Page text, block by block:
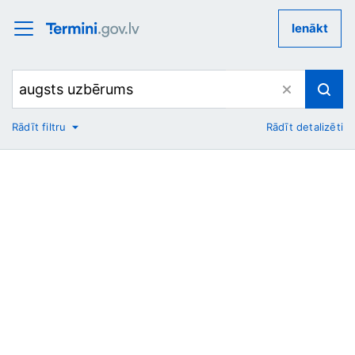
Ienākt
No
Rādīt filtru Rādīt detalizēti